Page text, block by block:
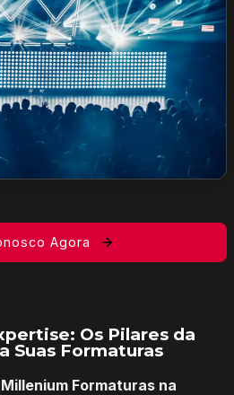
Agora
Os Pilares da
Suas Formaturas
Millenium Formaturas na